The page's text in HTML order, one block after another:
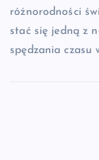
różnorodności
stać się jedną z
spędzania czasu